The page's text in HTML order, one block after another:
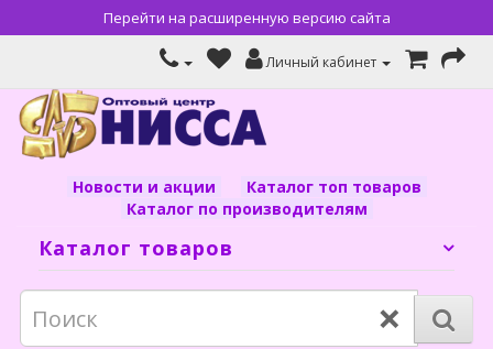
Перейти на расширенную версию сайта
Личный кабинет
Новости и акции
Каталог топ товаров
Каталог по производителям
Каталог товаров
×